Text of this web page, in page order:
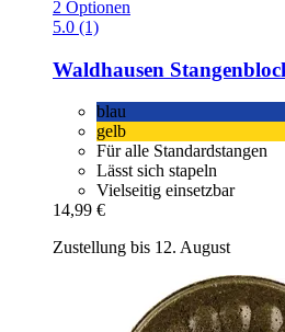
2 Optionen
5.0 (1)
Waldhausen
blau
gelb
Für alle Standardstangen
Lässt sich stapeln
Vielseitig einsetzbar
14,99 €
Zustellung bis 12. August